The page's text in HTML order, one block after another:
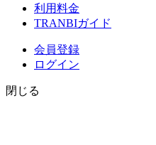
利用料金
TRANBIガイド
会員登録
ログイン
閉じる